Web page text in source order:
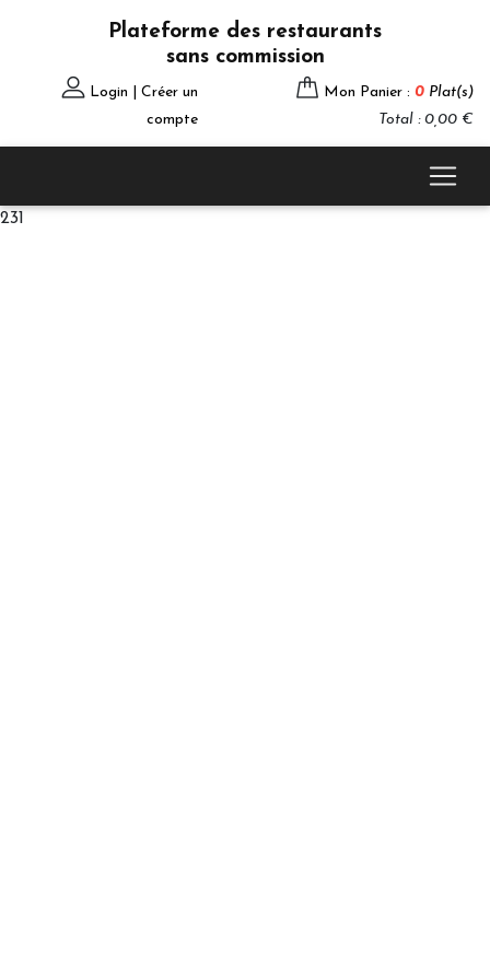
Plateforme des restaurants
sans commission
Login | Créer un
compte
Mon Panier : 0 Plat(s)
Total : 0,00 €
231